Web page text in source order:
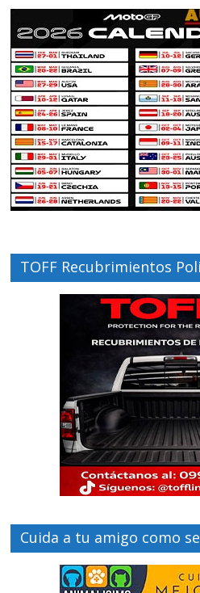
TOFF Recubrimientos
Cuida a tu amigo como